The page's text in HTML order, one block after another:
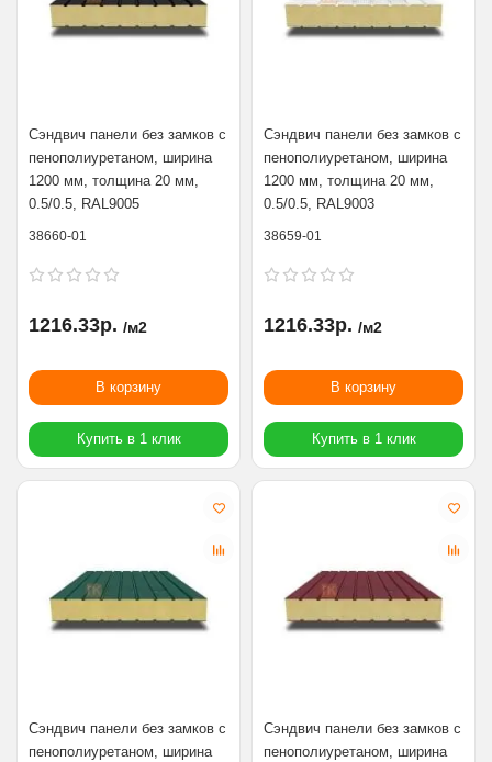
Сэндвич панели без замков с
пенополиуретаном, ширина
1200 мм, толщина 20 мм,
0.5/0.5, RAL9005
38660-01
1216.33р. /м2
В корзину
Купить в 1 клик
Сэндвич панели без замков с
пенополиуретаном, ширина
1200 мм, толщина 20 мм,
0.5/0.5, RAL9003
38659-01
1216.33р. /м2
В корзину
Купить в 1 клик
Сэндвич панели без замков с
пенополиуретаном, ширина
Сэндвич панели без замков с
пенополиуретаном, ширина